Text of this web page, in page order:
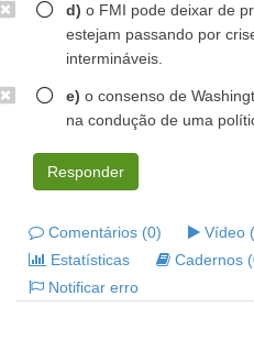
d) o FMI pode deixar de
estejam passando por
intermináveis.
e) o consenso de
na condução de uma
Responder
Comentários (0) Vídeo
Estatísticas
Cadernos
Notificar erro